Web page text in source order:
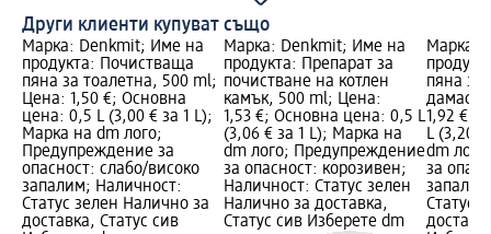
Други клиенти купуват също
Марка: Denkmit; Име на
продукта: Почистваща
пяна за тоалетна, 500 ml;
Цена: 1,50 €; Основна
цена: 0,5 L (3,00 € за 1 L);
Марка на dm лого;
Предупреждение за
опасност: слабо/високо
запалим; Наличност:
Статус зелен Налично за
доставка, Статус сив
Марка: Denkmit; Име на
продукта: Препарат за
почистване на котлен
камък, 500 ml; Цена:
1,53 €; Основна цена: 0,5 L
(3,06 € за 1 L); Марка на
dm лого; Предупреждение
за опасност: корозивен;
Наличност: Статус зелен
Налично за доставка,
Статус сив Изберете dm
Марка:
пяна за
1,92 €;
L (3,20
dm
за
Статус